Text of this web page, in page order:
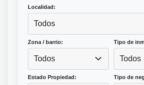
Localidad:
Todos
Zona / barrio:
Todos
Tipo de
Todos
Estado Propiedad: Tipo de